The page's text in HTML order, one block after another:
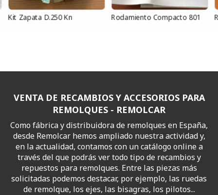
Kit Zapata D.250 Kn Rodamiento Compacto 801
VENTA DE RECAMBIOS Y ACCESORIOS PARA
REMOLQUES - REMOLCAR
Como fábrica y distribuidora de remolques en España,
desde Remolcar hemos ampliado nuestra actividad y,
en la actualidad, contamos con un catálogo online a
través del que podrás ver todo tipo de recambios y
repuestos para remolques. Entre las piezas más
solicitadas podemos destacar, por ejemplo, las ruedas
de remolque, los ejes, las bisagras, los pilotos...